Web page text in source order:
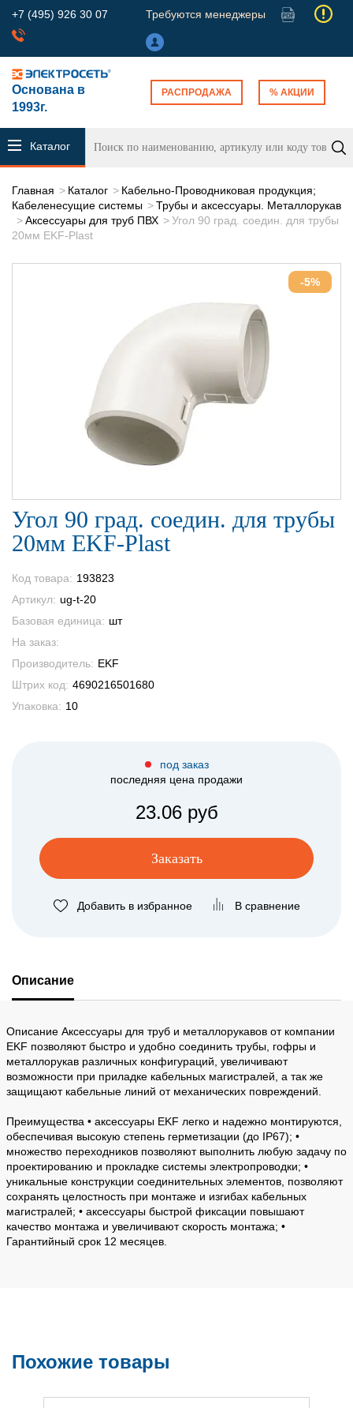
+7 (495) 926 30 07 Требуются менеджеры
Основана в
1993г.
РАСПРОДАЖА % АКЦИИ
Каталог
Главная Каталог
Кабельно-Проводниковая продукция;
Кабеленесущие системы
Трубы и аксессуары. Металлорукав
Аксессуары для труб ПВХ
Угол 90 град. соедин. для трубы
20мм EKF-Plast
-5%
Угол 90 град. соедин. для трубы
20мм EKF-Plast
Код товара: 193823
Артикул: ug-t-20
Базовая единица: шт
На заказ:
Производитель: EKF
Штрих код: 4690216501680
Упаковка: 10
под заказ
последняя цена продажи
23.06 руб
Заказать
Добавить в избранное В сравнение
Описание
Описание Аксессуары для труб и металлорукавов от компании
EKF позволяют быстро и удобно соединить трубы, гофры и
металлорукав различных конфигураций, увеличивают
возможности при приладке кабельных магистралей, а так же
защищают кабельные линий от механических повреждений.
Преимущества • аксессуары EKF легко и надежно монтируются,
обеспечивая высокую степень герметизации (до IP67); •
множество переходников позволяют выполнить любую задачу по
проектированию и прокладке системы электропроводки; •
уникальные конструкции соединительных элементов, позволяют
сохранять целостность при монтаже и изгибах кабельных
магистралей; • аксессуары быстрой фиксации повышают
качество монтажа и увеличивают скорость монтажа; •
Гарантийный срок 12 месяцев.
Похожие товары